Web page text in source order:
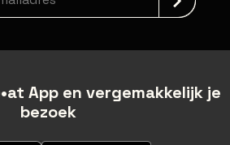
App en vergemakkelijk je
bezoek